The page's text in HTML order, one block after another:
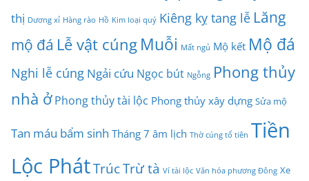
thị Dương xỉ Hàng rào Hồ Kim loại quý Kiêng kỵ tang lễ Lăng
mộ đá Lễ vật cúng Muỗi Mất ngủ Mộ kết Mộ đá
Nghi lễ cúng Ngải cứu Ngọc bút Ngỗng Phong thủy
nhà ở Phong thủy tài lộc Phong thủy xây dựng Sửa mộ
Tan máu bẩm sinh Tháng 7 âm lịch Thờ cúng tổ tiên Tiền
Lộc PhátTrúcTrừ tà Ví tài lộc Văn hóa phương Đông Xe